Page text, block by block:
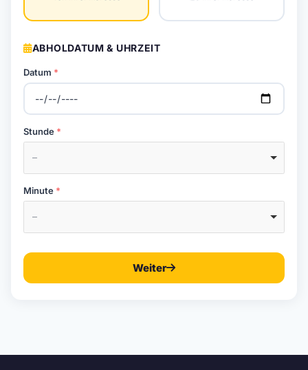
ABHOLDATUM & UHRZEIT
Datum
Stunde
–
Minute
–
Weiter